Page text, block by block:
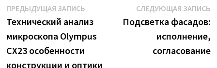
Навигация
по
записям
ПРЕДЫДУЩАЯ ЗАПИСЬПредыдущая
запись:
Технический анализ
микроскопа Olympus
CX23 особенности
конструкции и оптики
СЛЕДУЮЩАЯ ЗАПИСЬ
Подсветка фасадов:
исполнение,
согласование